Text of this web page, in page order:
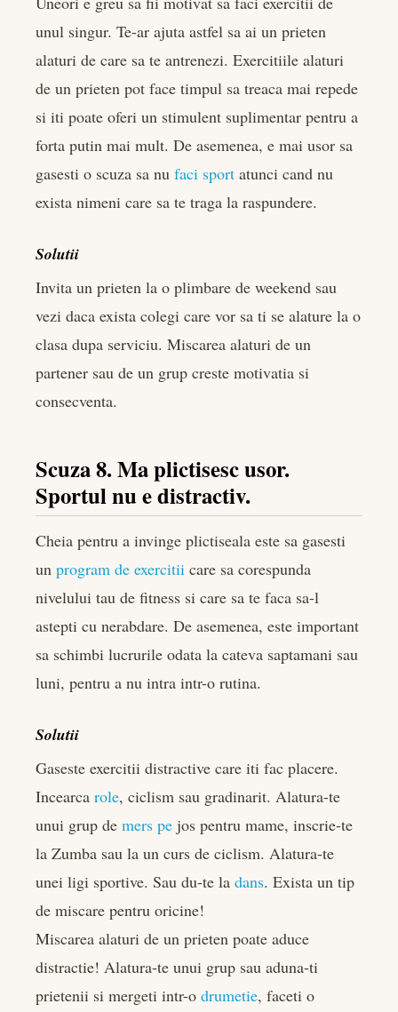
unul singur. Te-ar ajuta astfel sa ai un prieten
alaturi de care sa te antrenezi. Exercitiile alaturi
de un prieten pot face timpul sa treaca mai repede
si iti poate oferi un stimulent suplimentar pentru a
forta putin mai mult. De asemenea, e mai usor sa
gasesti o scuza sa nu faci sport atunci cand nu
exista nimeni care sa te traga la raspundere.
Solutii
Invita un prieten la o plimbare de weekend sau
vezi daca exista colegi care vor sa ti se alature la o
clasa dupa serviciu. Miscarea alaturi de un
partener sau de un grup creste motivatia si
consecventa.
Scuza 8. Ma plictisesc usor.
Sportul nu e distractiv.
Cheia pentru a invinge plictiseala este sa gasesti
un program de exercitii care sa corespunda
nivelului tau de fitness si care sa te faca sa-l
astepti cu nerabdare. De asemenea, este important
sa schimbi lucrurile odata la cateva saptamani sau
luni, pentru a nu intra intr-o rutina.
Solutii
Gaseste exercitii distractive care iti fac placere.
Incearca role, ciclism sau gradinarit. Alatura-te
unui grup de mers pe jos pentru mame, inscrie-te
la Zumba sau la un curs de ciclism. Alatura-te
unei ligi sportive. Sau du-te la dans. Exista un tip
de miscare pentru oricine!
Miscarea alaturi de un prieten poate aduce
distractie! Alatura-te unui grup sau aduna-ti
prietenii si mergeti intr-o drumetie, faceti o